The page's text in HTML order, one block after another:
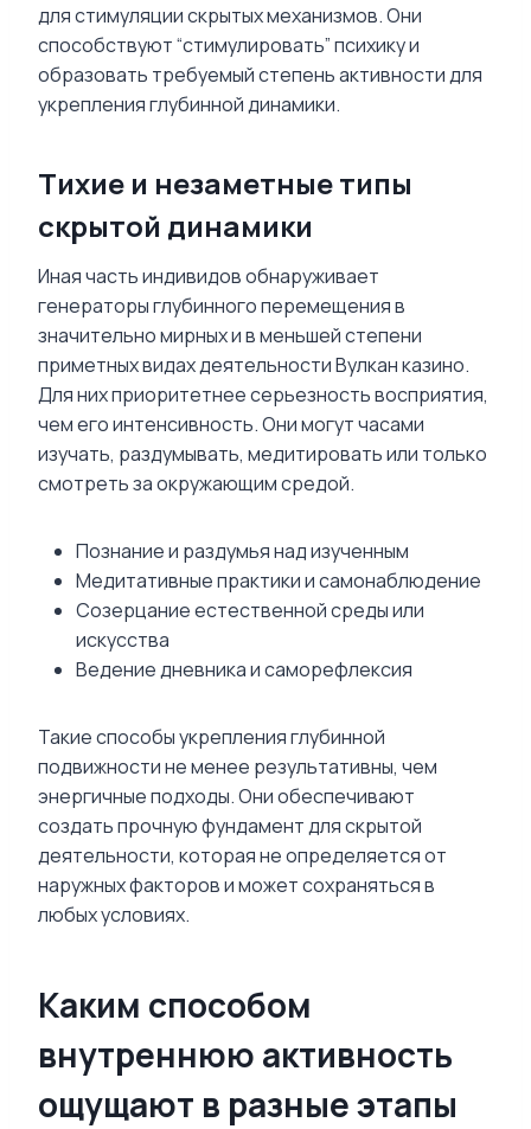
для стимуляции скрытых механизмов. Они
способствуют “стимулировать” психику и
образовать требуемый степень активности для
укрепления глубинной динамики.
Тихие и незаметные типы
скрытой динамики
Иная часть индивидов обнаруживает
генераторы глубинного перемещения в
значительно мирных и в меньшей степени
приметных видах деятельности Вулкан казино.
Для них приоритетнее серьезность восприятия,
чем его интенсивность. Они могут часами
изучать, раздумывать, медитировать или только
смотреть за окружающим средой.
Познание и раздумья над изученным
Медитативные практики и самонаблюдение
Созерцание естественной среды или
искусства
Ведение дневника и саморефлексия
Такие способы укрепления глубинной
подвижности не менее результативны, чем
энергичные подходы. Они обеспечивают
создать прочную фундамент для скрытой
деятельности, которая не определяется от
наружных факторов и может сохраняться в
любых условиях.
Каким способом
внутреннюю активность
ощущают в разные этапы